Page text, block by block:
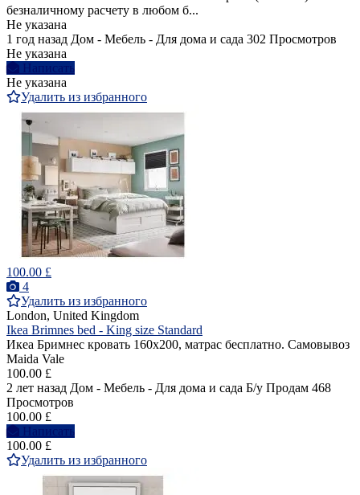
безналичному расчету в любом б...
Не указана
1 год назад Дом - Мебель - Для дома и сада 302 Просмотров
Не указана
Написать
Не указана
Удалить из избранного
100.00 £
4
Удалить из избранного
London, United Kingdom
Ikea Brimnes bed - King size Standard
Икеа Бримнес кровать 160х200, матрас бесплатно. Самовывоз
Maida Vale
100.00 £
2 лет назад Дом - Мебель - Для дома и сада Б/у Продам 468
Просмотров
100.00 £
Написать
100.00 £
Удалить из избранного